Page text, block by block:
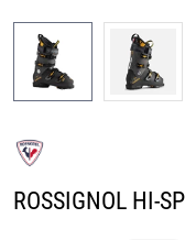
ROSSIGNOL HI-